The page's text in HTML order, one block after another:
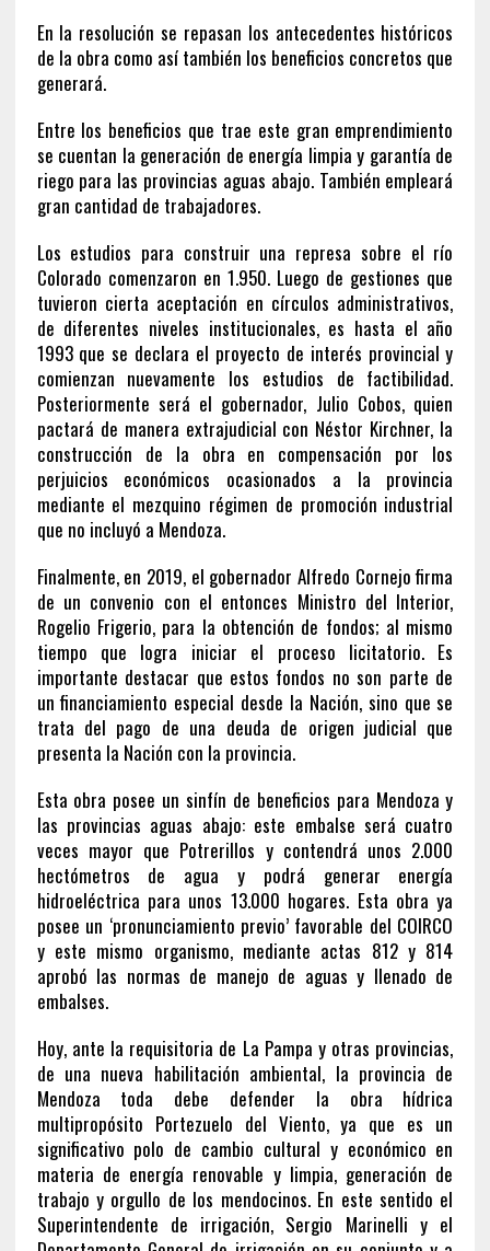
En la resolución se repasan los antecedentes históricos
de la obra como así también los beneficios concretos que
generará.
Entre los beneficios que trae este gran emprendimiento
se cuentan la generación de energía limpia y garantía de
riego para las provincias aguas abajo. También empleará
gran cantidad de trabajadores.
Los estudios para construir una represa sobre el río
Colorado comenzaron en 1.950. Luego de gestiones que
tuvieron cierta aceptación en círculos administrativos,
de diferentes niveles institucionales, es hasta el año
1993 que se declara el proyecto de interés provincial y
comienzan nuevamente los estudios de factibilidad.
Posteriormente será el gobernador, Julio Cobos, quien
pactará de manera extrajudicial con Néstor Kirchner, la
construcción de la obra en compensación por los
perjuicios económicos ocasionados a la provincia
mediante el mezquino régimen de promoción industrial
que no incluyó a Mendoza.
Finalmente, en 2019, el gobernador Alfredo Cornejo firma
de un convenio con el entonces Ministro del Interior,
Rogelio Frigerio, para la obtención de fondos; al mismo
tiempo que logra iniciar el proceso licitatorio. Es
importante destacar que estos fondos no son parte de
un financiamiento especial desde la Nación, sino que se
trata del pago de una deuda de origen judicial que
presenta la Nación con la provincia.
Esta obra posee un sinfín de beneficios para Mendoza y
las provincias aguas abajo: este embalse será cuatro
veces mayor que Potrerillos y contendrá unos 2.000
hectómetros de agua y podrá generar energía
hidroeléctrica para unos 13.000 hogares. Esta obra ya
posee un ‘pronunciamiento previo’ favorable del COIRCO
y este mismo organismo, mediante actas 812 y 814
aprobó las normas de manejo de aguas y llenado de
embalses.
Hoy, ante la requisitoria de La Pampa y otras provincias,
de una nueva habilitación ambiental, la provincia de
Mendoza toda debe defender la obra hídrica
multipropósito Portezuelo del Viento, ya que es un
significativo polo de cambio cultural y económico en
materia de energía renovable y limpia, generación de
trabajo y orgullo de los mendocinos. En este sentido el
Superintendente de irrigación, Sergio Marinelli y el